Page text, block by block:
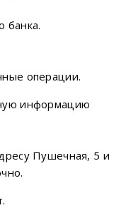
банка.
операции.
информацию
Пушечная, 5 и